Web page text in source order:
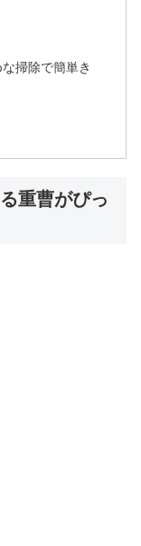
掃除で簡単き
重曹がぴっ